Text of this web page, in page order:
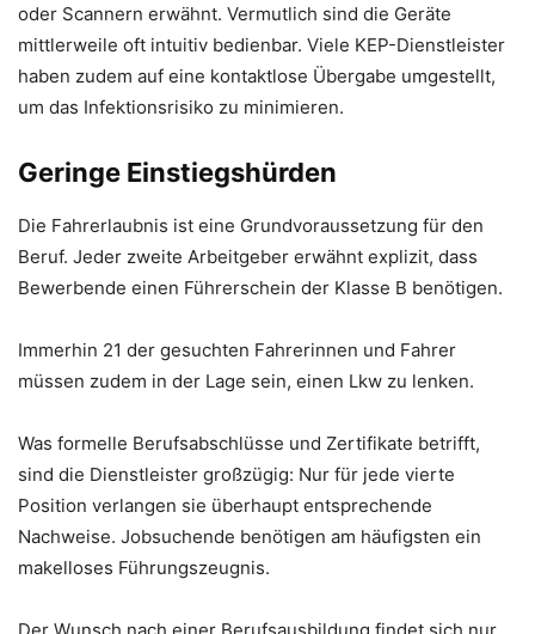
oder Scannern erwähnt. Vermutlich sind die Geräte
mittlerweile oft intuitiv bedienbar. Viele KEP-Dienstleister
haben zudem auf eine kontaktlose Übergabe umgestellt,
um das Infektionsrisiko zu minimieren.
Geringe Einstiegshürden
Die Fahrerlaubnis ist eine Grundvoraussetzung für den
Beruf. Jeder zweite Arbeitgeber erwähnt explizit, dass
Bewerbende einen Führerschein der Klasse B benötigen.
Immerhin 21 der gesuchten Fahrerinnen und Fahrer
müssen zudem in der Lage sein, einen Lkw zu lenken.
Was formelle Berufsabschlüsse und Zertifikate betrifft,
sind die Dienstleister großzügig: Nur für jede vierte
Position verlangen sie überhaupt entsprechende
Nachweise. Jobsuchende benötigen am häufigsten ein
makelloses Führungszeugnis.